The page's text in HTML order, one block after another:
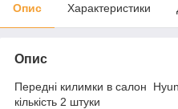
Опис Характеристики
Опис
Передні килимки в салон
кількість 2 штуки